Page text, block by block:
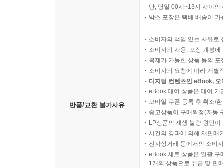
단, 당일 00시~13시 사이의
박스 포장은 택배 배송이
반품/교환 불가사유
소비자의 책임 있는 사유로
소비자의 사용, 포장 개봉
복제가 가능한 상품 등의
소비자의 요청에 따라 개별
디지털 컨텐츠인 eBook,
eBook 대여 상품은 대여 기
모바일 쿠폰 등록 후 취소/
중고상품이 구매확정(자동
LP상품의 재생 불량 원인
시간의 경과에 의해 재판매
전자상거래 등에서의 소비
eBook 세트 상품은 일괄 구
1개의 상품으로 취급 및 판